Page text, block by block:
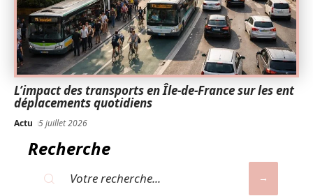
L’impact des transports en Île-de-France sur les ent
déplacements quotidiens
Actu 5 juillet 2026
Recherche